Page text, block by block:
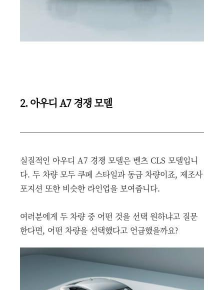
2. 아우디 A7 경쟁 모델
실질적인 아우디 A7 경쟁 모델은 벤츠 CLS 모델입니
다. 두 차량 모두 쿠페 스타일과 동급 차량이죠, 제조사
포지션 또한 비슷한 라인업을 보여줍니다.
여러분에게 두 차량 중 어떤 것을 선택 원하냐고 질문
한다면, 어떤 차량을 선택했다고 언급했을까요?